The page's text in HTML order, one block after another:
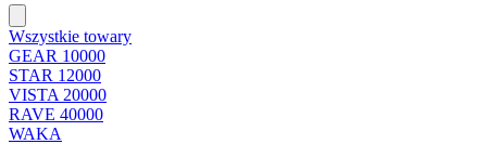
Wszystkie towary
GEAR 10000
STAR 12000
VISTA 20000
RAVE 40000
WAKA